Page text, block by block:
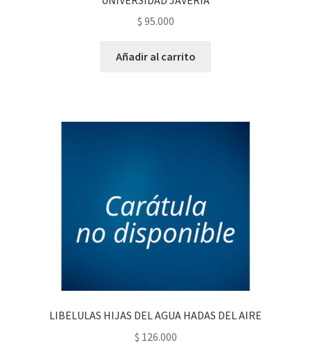
$ 95.000
Añadir al carrito
LIBELULAS HIJAS DEL AGUA HADAS DEL AIRE
$ 126.000